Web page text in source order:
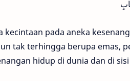
pada aneka
tak terhingga berupa emas,
hidup di dunia dan di